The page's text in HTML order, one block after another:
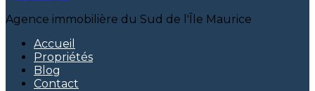
Agence immobilière du Sud de l'Île Maurice
Accueil
Propriétés
Blog
Contact